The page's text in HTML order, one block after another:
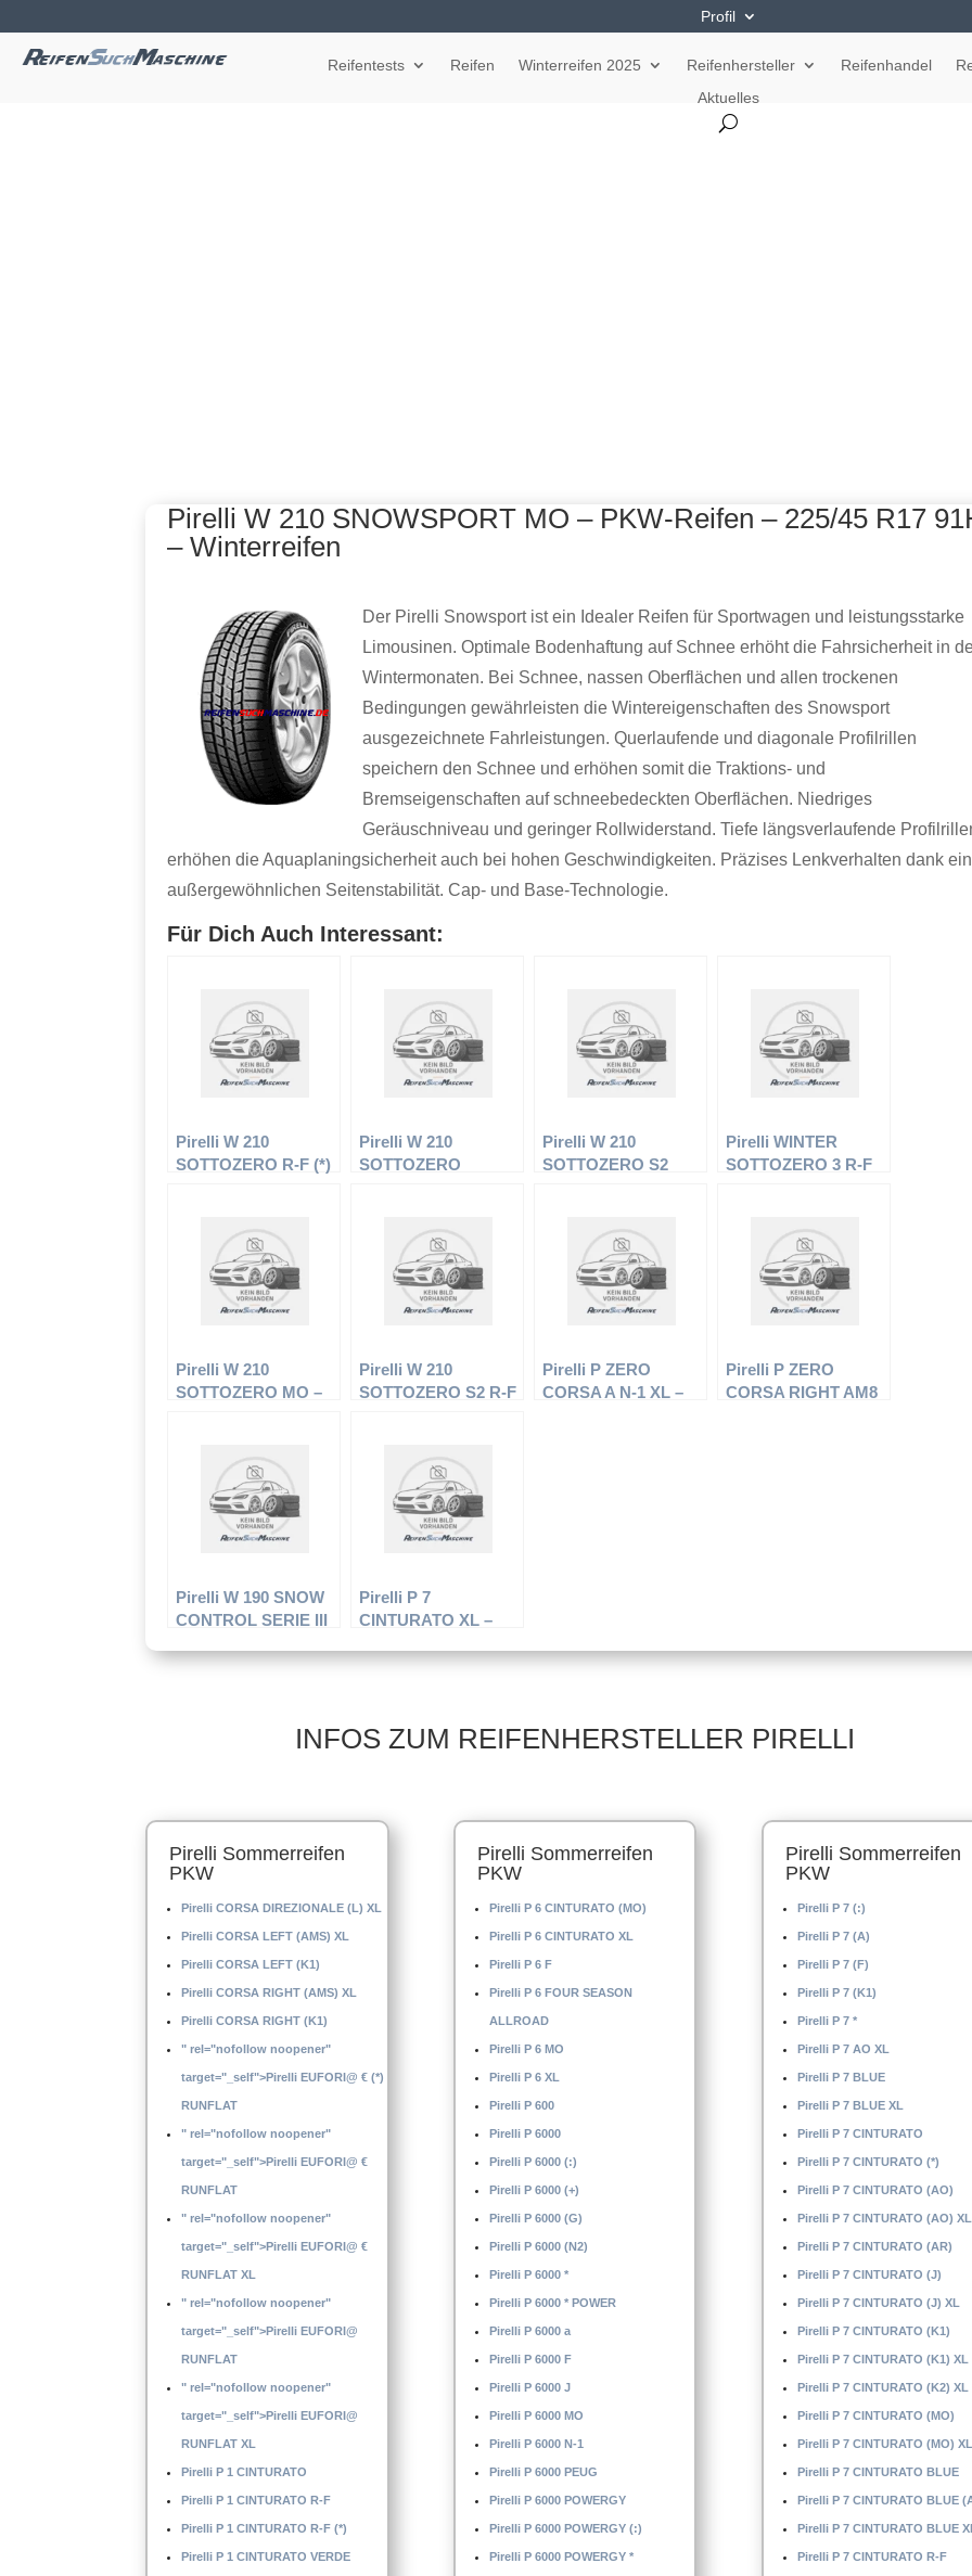
Profil
Reifentests Reifen Winterreifen 2025 Reifenhersteller Reifenhandel
Aktuelles
Pirelli W 210 SNOWSPORT MO – PKW-Reifen – 225/45 R17
– Winterreifen
Der Pirelli Snowsport ist ein Idealer Reifen für Sportwagen und leistungsstarke
Limousinen. Optimale Bodenhaftung auf Schnee erhöht die Fahrsicherheit in
Wintermonaten. Bei Schnee, nassen Oberflächen und allen trockenen
Bedingungen gewährleisten die Wintereigenschaften des Snowsport
ausgezeichnete Fahrleistungen. Querlaufende und diagonale Profilrillen
speichern den Schnee und erhöhen somit die Traktions- und
Bremseigenschaften auf schneebedeckten Oberflächen. Niedriges
Geräuschniveau und geringer Rollwiderstand. Tiefe längsverlaufende
erhöhen die Aquaplaningsicherheit auch bei hohen Geschwindigkeiten. Präzises Lenkverhalten dank
außergewöhnlichen Seitenstabilität. Cap- und Base-Technologie.
Für Dich Auch Interessant:
Pirelli W 210
SOTTOZERO R-F (*)
Winterreifen
Pirelli W 210
SOTTOZERO
91H – Winterreifen
Pirelli W 210
SOTTOZERO S2
Winterreifen
Pirelli WINTER
SOTTOZERO 3 R-F
Winterreifen
Pirelli W 210
SOTTOZERO MO –
Winterreifen
Pirelli W 210
SOTTOZERO S2 R-F
Winterreifen
Pirelli P ZERO
CORSA A N-1 XL –
Pirelli P ZERO
CORSA RIGHT AM8
Pirelli W 190 SNOW
CONTROL SERIE III
195/65 R15 95T –
Pirelli P 7
CINTURATO XL –
R17 93 W –
INFOS ZUM REIFENHERSTELLER PIRELLI
Pirelli Sommerreifen
PKW
Pirelli CORSA DIREZIONALE (L) XL
Pirelli CORSA LEFT (AMS) XL
Pirelli CORSA LEFT (K1)
Pirelli CORSA RIGHT (AMS) XL
Pirelli CORSA RIGHT (K1)
" rel="nofollow noopener"
target="_self">Pirelli EUFORI@ € (*)
RUNFLAT
" rel="nofollow noopener"
target="_self">Pirelli EUFORI@ €
RUNFLAT
" rel="nofollow noopener"
target="_self">Pirelli EUFORI@ €
RUNFLAT XL
" rel="nofollow noopener"
target="_self">Pirelli EUFORI@
RUNFLAT
" rel="nofollow noopener"
target="_self">Pirelli EUFORI@
RUNFLAT XL
Pirelli P 1 CINTURATO
Pirelli P 1 CINTURATO R-F
Pirelli P 1 CINTURATO R-F (*)
Pirelli P 1 CINTURATO VERDE
Pirelli Sommerreifen
PKW
Pirelli P 6 CINTURATO (MO)
Pirelli P 6 CINTURATO XL
Pirelli P 6 F
Pirelli P 6 FOUR SEASON
ALLROAD
Pirelli P 6 MO
Pirelli P 6 XL
Pirelli P 600
Pirelli P 6000
Pirelli P 6000 (:)
Pirelli P 6000 (+)
Pirelli P 6000 (G)
Pirelli P 6000 (N2)
Pirelli P 6000 *
Pirelli P 6000 * POWER
Pirelli P 6000 a
Pirelli P 6000 F
Pirelli P 6000 J
Pirelli P 6000 MO
Pirelli P 6000 N-1
Pirelli P 6000 PEUG
Pirelli P 6000 POWERGY
Pirelli P 6000 POWERGY (:)
Pirelli P 6000 POWERGY *
Pirelli Sommerreifen
PKW
Pirelli P 7 (:)
Pirelli P 7 (A)
Pirelli P 7 (F)
Pirelli P 7 (K1)
Pirelli P 7 *
Pirelli P 7 AO XL
Pirelli P 7 BLUE
Pirelli P 7 BLUE XL
Pirelli P 7 CINTURATO
Pirelli P 7 CINTURATO (*)
Pirelli P 7 CINTURATO (AO)
Pirelli P 7 CINTURATO (AO) XL
Pirelli P 7 CINTURATO (AR)
Pirelli P 7 CINTURATO (J)
Pirelli P 7 CINTURATO (J) XL
Pirelli P 7 CINTURATO (K1)
Pirelli P 7 CINTURATO (K1) XL
Pirelli P 7 CINTURATO (K2) XL
Pirelli P 7 CINTURATO (MO)
Pirelli P 7 CINTURATO (MO) XL
Pirelli P 7 CINTURATO BLUE
Pirelli P 7 CINTURATO BLUE
Pirelli P 7 CINTURATO BLUE
Pirelli P 7 CINTURATO R-F